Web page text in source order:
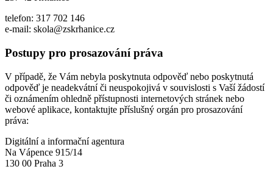
telefon: 317 702 146
e-mail: skola@zskrhanice.cz
Postupy pro prosazování práva
V případě, že Vám nebyla poskytnuta odpověď nebo poskytnutá
odpověď je neadekvátní či neuspokojivá v souvislosti s Vaší žádostí
či oznámením ohledně přístupnosti internetových stránek nebo
webové aplikace, kontaktujte příslušný orgán pro prosazování
práva:
Digitální a informační agentura
Na Vápence 915/14
130 00 Praha 3